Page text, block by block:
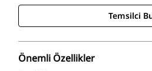
Temsilci
Önemli Özellikler